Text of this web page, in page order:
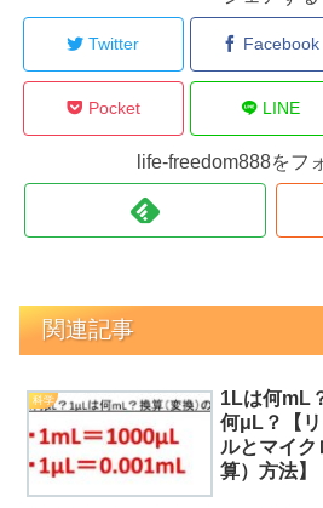
Twitter Facebook
Pocket LINE
life-freedom888をフ
関連記事
科学
1Lは何mL
何μL？【
ルとマイ
算）方法】